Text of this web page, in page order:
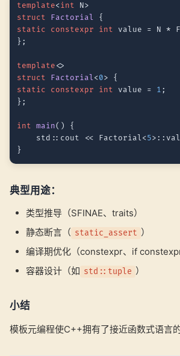
template<int
struct
Factorial
static
constexpr int value = N *
};
template
struct
Factorial<0
static
constexpr int value = 1 ;
};
int main()
{
    std::cout << Factorial<
5
典型用途：
类型推导（SFINAE、traits）
静态断言（ static_assert ）
编译期优化（constexpr、if constexpr
容器设计（如 std::tuple ）
小结
模板元编程使C++拥有了接近函数式语言